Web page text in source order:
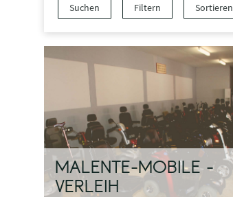
Suchen Filtern Sortieren
MALENTE-MOBILE -
VERLEIH